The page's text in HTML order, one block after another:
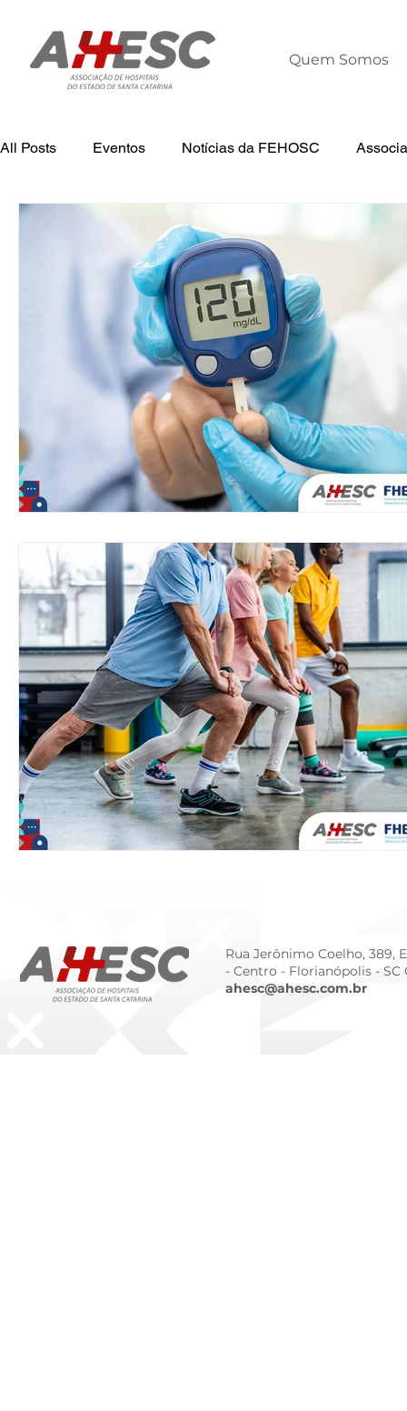
Quem Somos
All Posts Eventos Notícias da FEHOSC
Notícias
Rua Jerônimo Coelho, 389,
- Centro - Florianópolis - SC
ahesc@ahesc.com.br